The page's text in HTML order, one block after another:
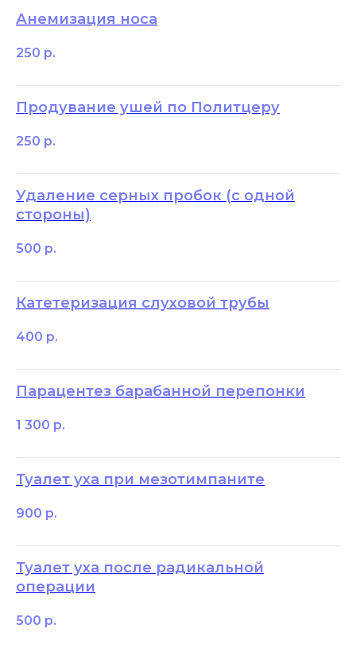
Анемизация носа
250 р.
Продувание ушей по Политцеру
250 р.
Удаление серных пробок (с одной
стороны)
500 р.
Катетеризация слуховой трубы
400 р.
Парацентез барабанной перепонки
1 300 р.
Туалет уха при мезотимпаните
900 р.
Туалет уха после радикальной
операции
500 р.